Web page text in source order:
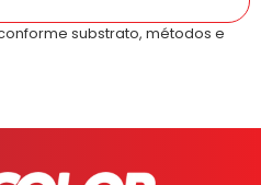
substrato, métodos e